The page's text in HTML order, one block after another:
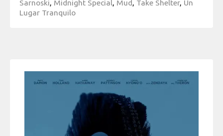
Sarnoski, Midnight Special, Mud, Take Shelter, Un
Lugar Tranquilo